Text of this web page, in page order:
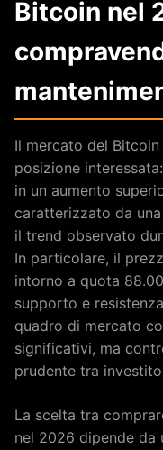
Bitcoin nel
Il mercato del
posizione
in un aumento
caratterizzato da
il trend observato
In particolare, il
intorno a quota
supporto e
quadro di mercato
significativi, ma
prudente tra
La scelta tra
nel 2026 dipende da